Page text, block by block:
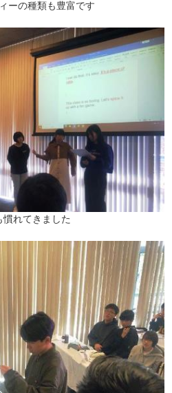
ーの種類も豊富です
慣れてきました